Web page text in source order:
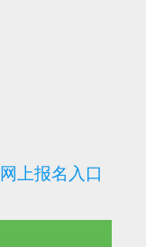
诚信网站
网上报名入口